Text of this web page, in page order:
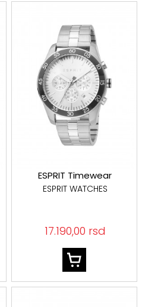
ESPRIT Timewear
ESPRIT WATCHES
17.190,00 rsd